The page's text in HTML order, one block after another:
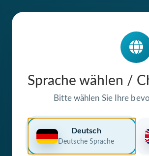
Sprache wählen /
Bitte wählen Sie Ihre
Deutsch
Deutsche Sprache
Die Domain
steht zum
Premium Domain